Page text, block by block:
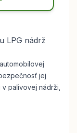
LPG nádrž
jej
palivovej nádrži,